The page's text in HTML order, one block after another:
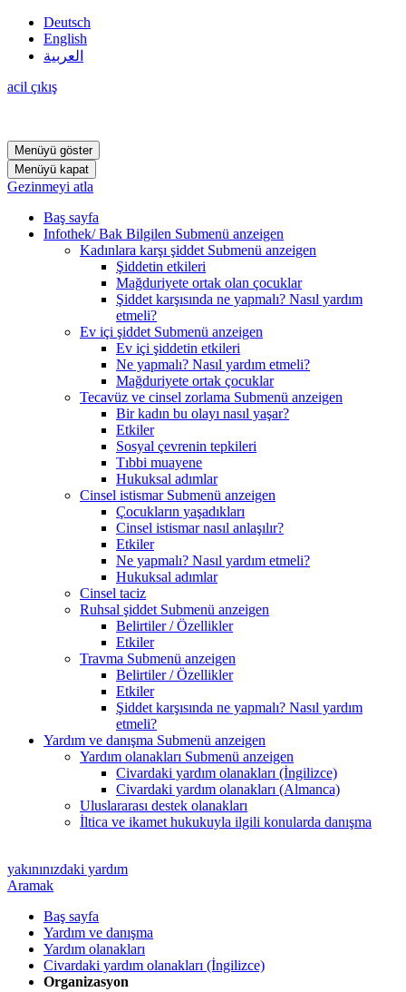
Deutsch
English
العربية
acil çıkış
Menüyü göster
Menüyü kapat
Gezinmeyi atla
Baş sayfa
Infothek/ Bak Bilgilen Submenü anzeigen
Kadınlara karşı şiddet Submenü anzeigen
Şiddetin etkileri
Mağduriyete ortak olan çocuklar
Şiddet karşısında ne yapmalı? Nasıl yardım
etmeli?
Ev içi şiddet Submenü anzeigen
Ev içi şiddetin etkileri
Ne yapmalı? Nasıl yardım etmeli?
Mağduriyete ortak çocuklar
Tecavüz ve cinsel zorlama Submenü anzeigen
Bir kadın bu olayı nasıl yaşar?
Etkiler
Sosyal çevrenin tepkileri
Tıbbi muayene
Hukuksal adımlar
Cinsel istismar Submenü anzeigen
Çocukların yaşadıkları
Cinsel istismar nasıl anlaşılır?
Etkiler
Ne yapmalı? Nasıl yardım etmeli?
Hukuksal adımlar
Cinsel taciz
Ruhsal şiddet Submenü anzeigen
Belirtiler / Özellikler
Etkiler
Travma Submenü anzeigen
Belirtiler / Özellikler
Etkiler
Şiddet karşısında ne yapmalı? Nasıl yardım
etmeli?
Yardım ve danışma Submenü anzeigen
Yardım olanakları Submenü anzeigen
Civardaki yardım olanakları (İngilizce)
Civardaki yardım olanakları (Almanca)
Uluslararası destek olanakları
İltica ve ikamet hukukuyla ilgili konularda danışma
yakınınızdaki yardım
Aramak
Baş sayfa
Yardım ve danışma
Yardım olanakları
Civardaki yardım olanakları (İngilizce)
Organizasyon